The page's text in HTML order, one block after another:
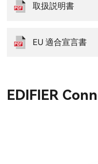
取扱説明書
EU 適合宣言書
EDIFIER